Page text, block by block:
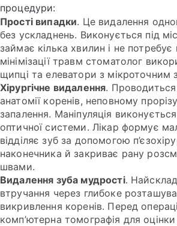
процедури:
Прості випадки. Це видалення
без ускладнень. Виконується під
займає кілька хвилин і не потребує
мінімізації травм стоматолог
щипці та елеватори з мікроточним
Хірургічне видалення.
анатомії коренів, неповному
запалення. Маніпуляція
оптичної системи. Лікар формує
відділяє зуб за допомогою
наконечника й закриває рану
швами.
Видалення зуба мудрості.
втручання через глибоке
викривлення коренів. Перед
комп’ютерна томографія для